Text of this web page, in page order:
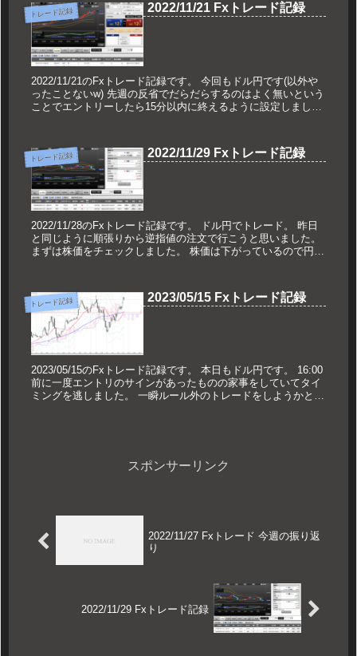
トレード記録 2022/11/21 Fxトレード記録
2022/11/21のFxトレード記録です。 今回もドル円です(以外や
ったことないw) 先週の反省でだらだらするのはよく無いという
ことでエントリーしたら15分以内に終えるように設定しまし
トレード記録 2022/11/29 Fxトレード記録
2022/11/28のFxトレード記録です。 ドル円でトレード。 昨日
と同じように順張りから逆指値の注文で行こうと思いました。
まずは株価をチェックしました。 株価は下がっているので円高
トレード記録 2023/05/15 Fxトレード記録
2023/05/15のFxトレード記録です。 本日もドル円です。 16:00
前に一度エントリのサインがあったものの家事をしていてタイ
ミングを逃しました。 一瞬ルール外のトレードをしようかと悩
スポンサーリンク
2022/11/27 Fxトレード 今週の振り返
り
2022/11/29 Fxトレード記録